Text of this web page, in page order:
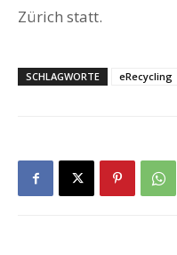
Zürich statt.
SCHLAGWORTE eRecycling